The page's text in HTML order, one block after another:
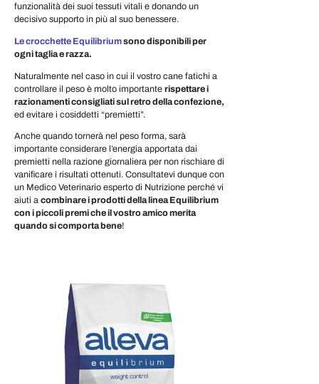
funzionalità dei suoi tessuti vitali e donando un
decisivo supporto in più al suo benessere.
Le crocchette Equilibriumsono disponibili per
ogni taglia e razza.
Naturalmente nel caso in cui il vostro cane fatichi a
controllare il peso è molto importante rispettare i
razionamenti consigliati sul retro della confezione,
ed evitare i cosiddetti “premietti”.
Anche quando tornerà nel peso forma, sarà
importante considerare l’energia apportata dai
premietti nella razione giornaliera per non rischiare di
vanificare i risultati ottenuti. Consultatevi dunque con
un Medico Veterinario esperto di Nutrizione perché vi
aiuti a combinare i prodotti della linea Equilibrium
con i piccoli premi che il vostro amico merita
quando si comporta bene!